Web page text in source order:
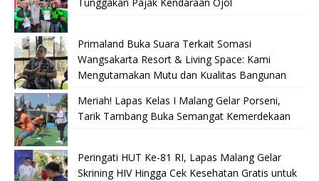
Tunggakan Pajak Kendaraan Ojol
Primaland Buka Suara Terkait Somasi
Wangsakarta Resort & Living Space: Kami
Mengutamakan Mutu dan Kualitas Bangunan
Meriah! Lapas Kelas I Malang Gelar Porseni,
Tarik Tambang Buka Semangat Kemerdekaan
Peringati HUT Ke-81 RI, Lapas Malang Gelar
Skrining HIV Hingga Cek Kesehatan Gratis untuk